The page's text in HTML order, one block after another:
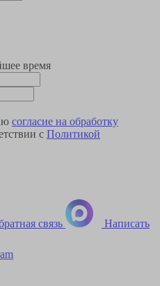
время
согласие на обработку
с Политикой
связь Написать